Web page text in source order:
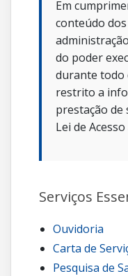
Em
conteúdo
do poder
durante todo
restrito a
prestação de
Lei de
Serviços
Ouvidoria
Carta de
Pesquisa de